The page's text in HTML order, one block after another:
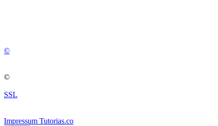
©
©
SSL
Impressum Tutorias.co